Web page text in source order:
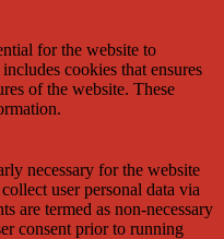
for the website to
cookies that ensures
of the website. These
necessary for the website
user personal data via
are termed as non-necessary
consent prior to running